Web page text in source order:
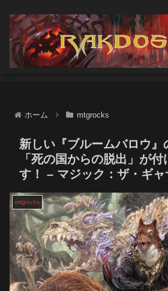
ホーム mtgrocks
新しい『ブルームバロウ』
「死の国からの脱出」が
す！ – マジック：ザ・ギ
mtgrocks